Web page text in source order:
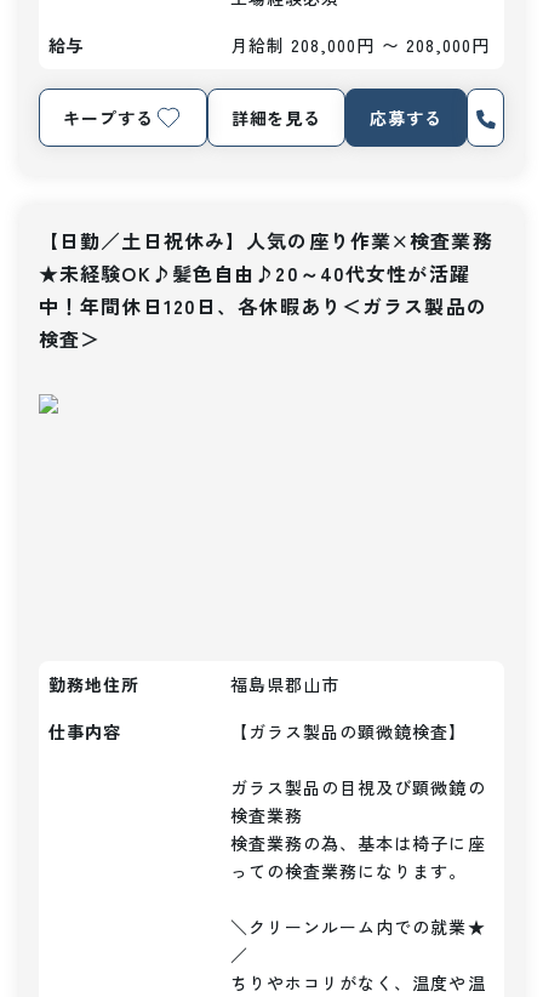
給与
月給制 208,000円 〜 208,000円
キープする 詳細を見る 応募する
【日勤／土日祝休み】人気の座り作業×検査業務
★未経験OK♪髪色自由♪20～40代女性が活躍
中！年間休日120日、各休暇あり＜ガラス製品の
検査＞
勤務地住所
福島県郡山市
仕事内容
【ガラス製品の顕微鏡検査】
ガラス製品の目視及び顕微鏡の
検査業務
検査業務の為、基本は椅子に座
っての検査業務になります。
＼クリーンルーム内での就業★
／
ちりやホコリがなく、温度や温